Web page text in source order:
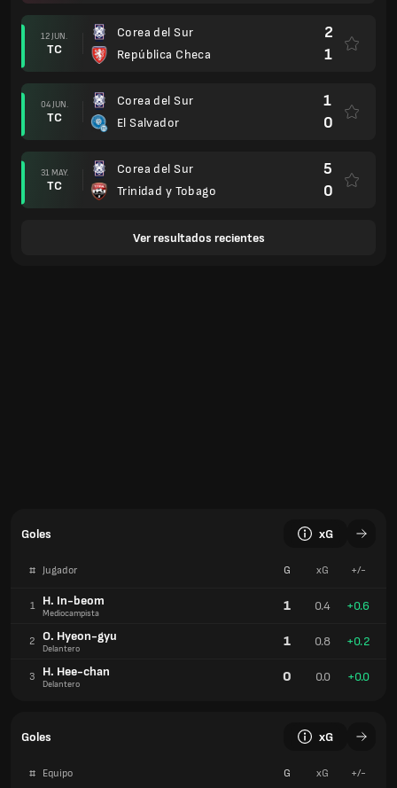
12 JUN.
TC
Corea del Sur
República Checa
2
1
04 JUN.
TC
Corea del Sur
El Salvador
1
0
31 MAY.
TC
Corea del Sur
Trinidad y Tobago
5
0
Ver resultados recientes
Goles xG
# Jugador G xG +/-
1 H. In-beom
Mediocampista 1 0.4 +0.6
2 O. Hyeon-gyu
Delantero 1 0.8 +0.2
3 H. Hee-chan
Delantero 0 0.0 +0.0
Goles xG
# Equipo G xG +/-